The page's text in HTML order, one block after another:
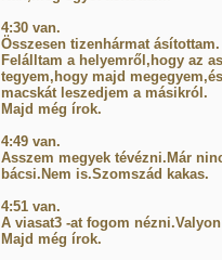
4:30 van.
Összesen tizenhármat ásítottam.
Felálltam a helyemről,hogy az
tegyem,hogy majd
macskát leszedjem a másikról.
Majd még írok.
4:49 van.
Asszem megyek tévézni.Már
bácsi.Nem is.Szomszád kakas.
4:51 van.
A viasat3 -at fogom
Majd még írok.